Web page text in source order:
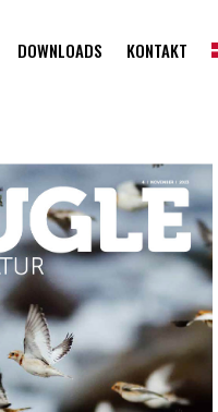
DOWNLOADS KONTAKT